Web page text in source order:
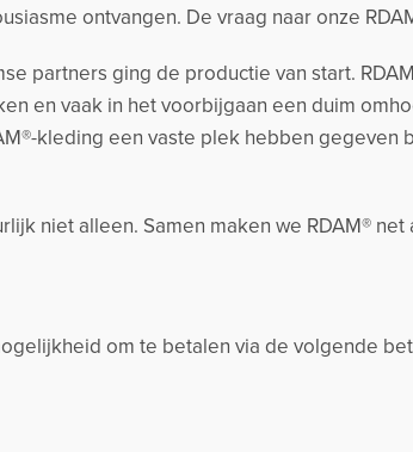
ontvangen. De vraag naar onze
partners ging de productie van start.
en vaak in het voorbijgaan een duim
kleding een vaste plek hebben
niet alleen. Samen maken we RDAM®
om te betalen via de volgende